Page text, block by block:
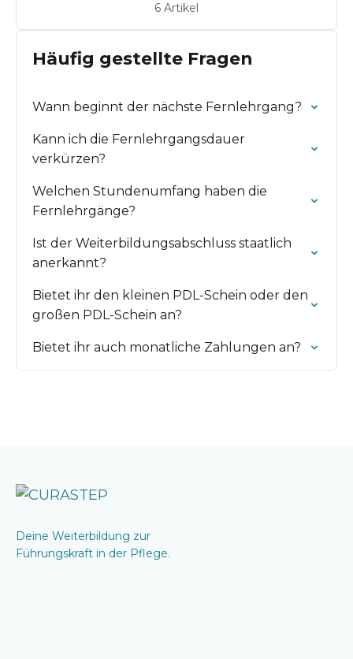
6 Artikel
Häufig gestellte Fragen
Wann beginnt der nächste Fernlehrgang?
Kann ich die Fernlehrgangsdauer
verkürzen?
Welchen Stundenumfang haben die
Fernlehrgänge?
Ist der Weiterbildungsabschluss staatlich
anerkannt?
Bietet ihr den kleinen PDL-Schein oder den
großen PDL-Schein an?
Bietet ihr auch monatliche Zahlungen an?
Deine Weiterbildung zur
Führungskraft in der Pflege.